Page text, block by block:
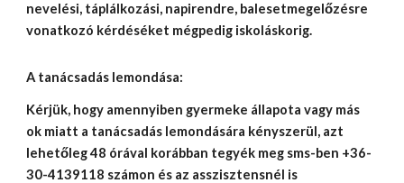
nevelési, táplálkozási, napirendre, balesetmegelőzésre
vonatkozó kérdéséket mégpedig iskoláskorig.
A tanácsadás lemondása:
Kérjük, hogy amennyiben gyermeke állapota vagy más
ok miatt a tanácsadás lemondására kényszerül, azt
lehetőleg 48 órával korábban tegyék meg sms-ben +36-
30-4139118 számon és az asszisztensnél is